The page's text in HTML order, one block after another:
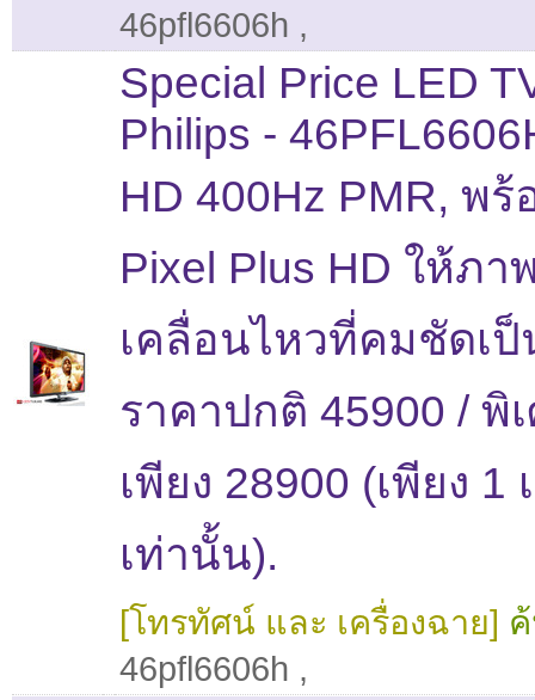
46pfl6606h ,
Special Price LED
Philips -
HD 400Hz PMR, พร้
Pixel Plus HD ให้ภา
เคลื่อนไหวที่คมชัดเป็
ราคาปกติ 45900 / พิ
เพียง 28900 (เพียง 1
เท่านั้น).
[โทรทัศน์ และ เครื่องฉาย]
46pfl6606h ,